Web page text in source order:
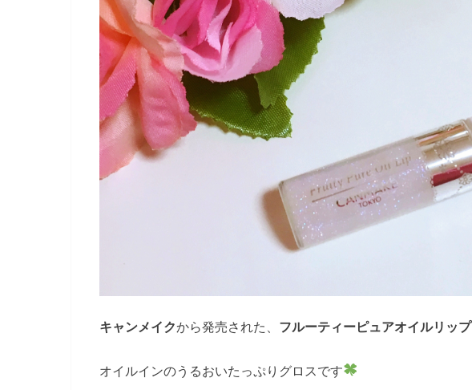
キャンメイクから発売された、 フルーティーピュアオイルリップ
オイルインのうるおいたっぷりグロスです